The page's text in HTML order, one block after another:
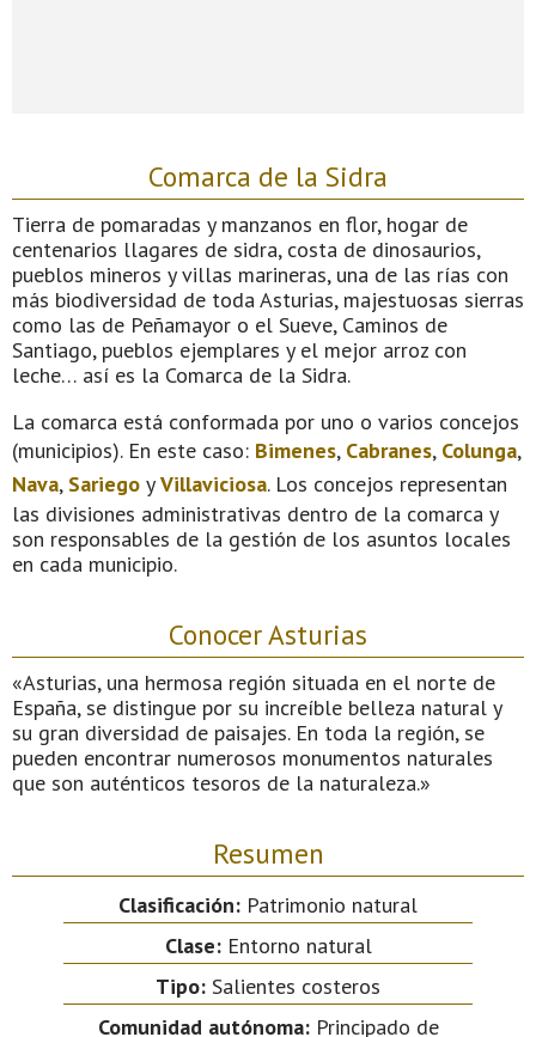
Comarca de la Sidra
Tierra de pomaradas y manzanos en flor, hogar de
centenarios llagares de sidra, costa de dinosaurios,
pueblos mineros y villas marineras, una de las rías con
más biodiversidad de toda Asturias, majestuosas sierras
como las de Peñamayor o el Sueve, Caminos de
Santiago, pueblos ejemplares y el mejor arroz con
leche… así es la Comarca de la Sidra.
La comarca está conformada por uno o varios concejos
(municipios). En este caso: Bimenes, Cabranes, Colunga,
Nava, Sariego yVillaviciosa. Los concejos representan
las divisiones administrativas dentro de la comarca y
son responsables de la gestión de los asuntos locales
en cada municipio.
Conocer Asturias
«Asturias, una hermosa región situada en el norte de
España, se distingue por su increíble belleza natural y
su gran diversidad de paisajes. En toda la región, se
pueden encontrar numerosos monumentos naturales
que son auténticos tesoros de la naturaleza.»
Resumen
Clasificación: Patrimonio natural
Clase:Entorno natural
Tipo: Salientes costeros
Comunidad autónoma:Principado de